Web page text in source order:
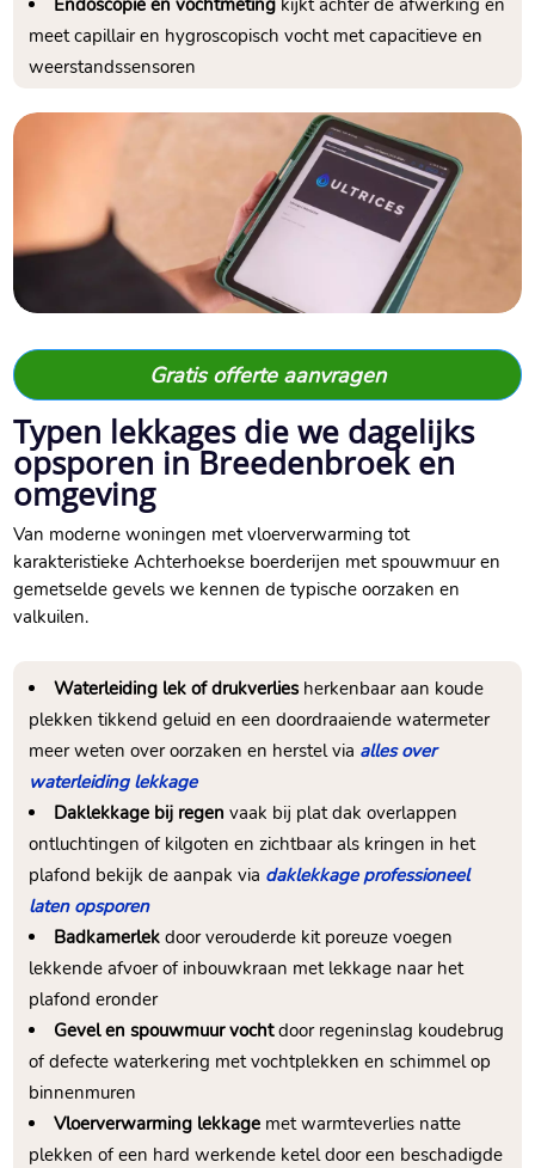
Endoscopie en vochtmeting kijkt achter de afwerking en
meet capillair en hygroscopisch vocht met capacitieve en
weerstandssensoren
Gratis offerte aanvragen
Typen lekkages die we dagelijks
opsporen in Breedenbroek en
omgeving
Van moderne woningen met vloerverwarming tot
karakteristieke Achterhoekse boerderijen met spouwmuur en
gemetselde gevels we kennen de typische oorzaken en
valkuilen.​
Waterleiding lek of drukverlies herkenbaar aan koude
plekken tikkend geluid en een doordraaiende watermeter
meer weten over oorzaken en herstel via alles over
waterleiding lekkage
Daklekkage bij regen vaak bij plat dak overlappen
ontluchtingen of kilgoten en zichtbaar als kringen in het
plafond bekijk de aanpak via daklekkage professioneel
laten opsporen
Badkamerlek door verouderde kit poreuze voegen
lekkende afvoer of inbouwkraan met lekkage naar het
plafond eronder
Gevel en spouwmuur vochtdoor regeninslag koudebrug
of defecte waterkering met vochtplekken en schimmel op
binnenmuren
Vloerverwarming lekkage met warmteverlies natte
plekken of een hard werkende ketel door een beschadigde